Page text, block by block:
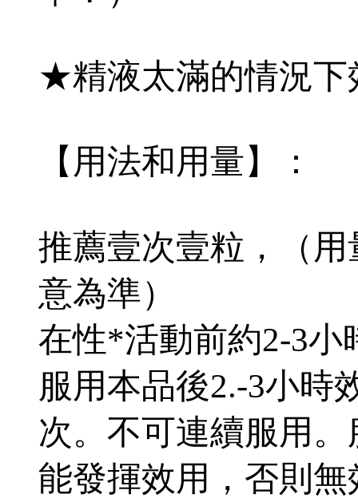
★精液太滿的情況下
【用法和用量】：
推薦壹次壹粒，（
意為準）
在性*活動前約2-3小
服用本品後2.-3小時
次。不可連續服用
能發揮效用，否則無